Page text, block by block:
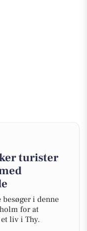
turister
i denne
for at
liv i Thy.